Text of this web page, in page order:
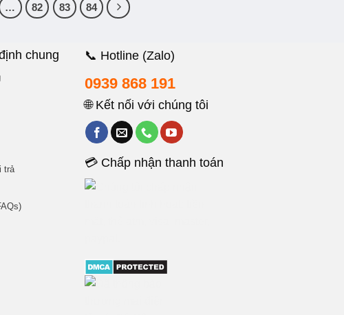
… 82 83 84
chung
trả
📞 Hotline (Zalo)
0939 868 191
🌐 Kết nối với chúng tôi
💳 Chấp nhận thanh toán